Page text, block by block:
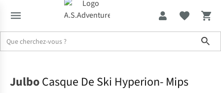
JulboCasque De Ski Hyperion- Mips